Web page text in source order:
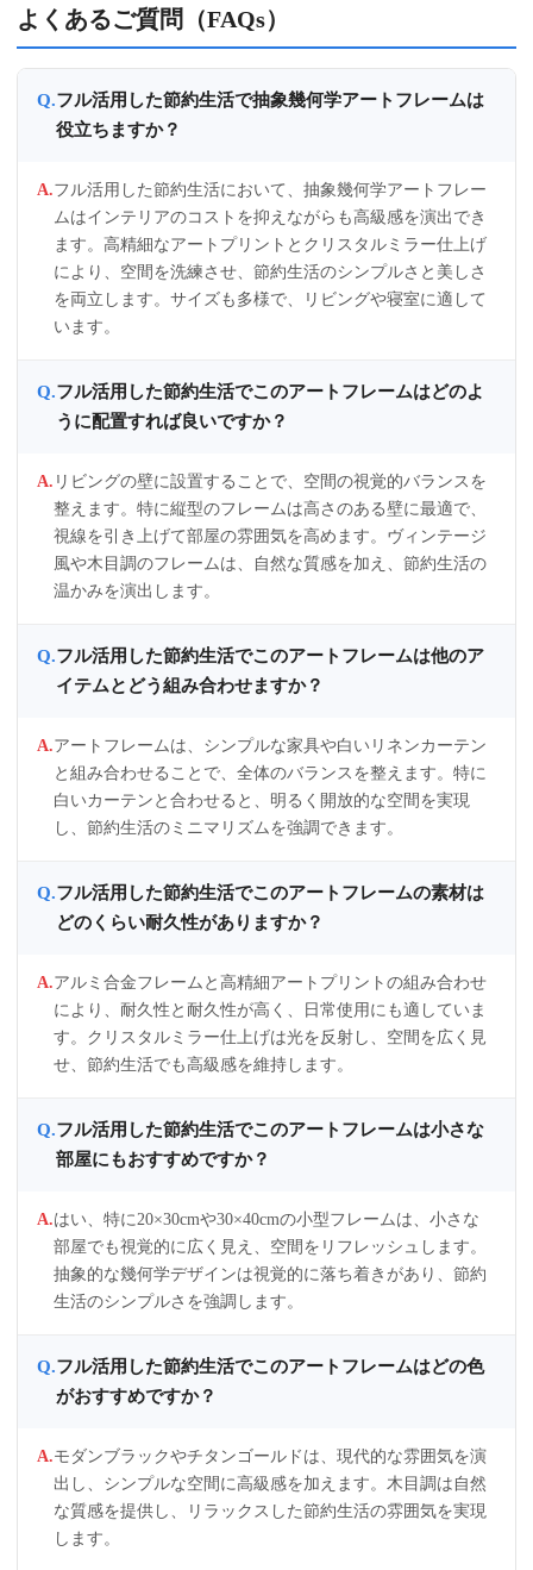
よくあるご質問（FAQs）
フル活用した節約生活で抽象幾何学アートフレームは
役立ちますか？
フル活用した節約生活において、抽象幾何学アートフレー
ムはインテリアのコストを抑えながらも高級感を演出でき
ます。高精細なアートプリントとクリスタルミラー仕上げ
により、空間を洗練させ、節約生活のシンプルさと美しさ
を両立します。サイズも多様で、リビングや寝室に適して
います。
フル活用した節約生活でこのアートフレームはどのよ
うに配置すれば良いですか？
リビングの壁に設置することで、空間の視覚的バランスを
整えます。特に縦型のフレームは高さのある壁に最適で、
視線を引き上げて部屋の雰囲気を高めます。ヴィンテージ
風や木目調のフレームは、自然な質感を加え、節約生活の
温かみを演出します。
フル活用した節約生活でこのアートフレームは他のア
イテムとどう組み合わせますか？
アートフレームは、シンプルな家具や白いリネンカーテン
と組み合わせることで、全体のバランスを整えます。特に
白いカーテンと合わせると、明るく開放的な空間を実現
し、節約生活のミニマリズムを強調できます。
フル活用した節約生活でこのアートフレームの素材は
どのくらい耐久性がありますか？
アルミ合金フレームと高精細アートプリントの組み合わせ
により、耐久性と耐久性が高く、日常使用にも適していま
す。クリスタルミラー仕上げは光を反射し、空間を広く見
せ、節約生活でも高級感を維持します。
フル活用した節約生活でこのアートフレームは小さな
部屋にもおすすめですか？
はい、特に20×30cmや30×40cmの小型フレームは、小さな
部屋でも視覚的に広く見え、空間をリフレッシュします。
抽象的な幾何学デザインは視覚的に落ち着きがあり、節約
生活のシンプルさを強調します。
フル活用した節約生活でこのアートフレームはどの色
がおすすめですか？
モダンブラックやチタンゴールドは、現代的な雰囲気を演
出し、シンプルな空間に高級感を加えます。木目調は自然
な質感を提供し、リラックスした節約生活の雰囲気を実現
します。